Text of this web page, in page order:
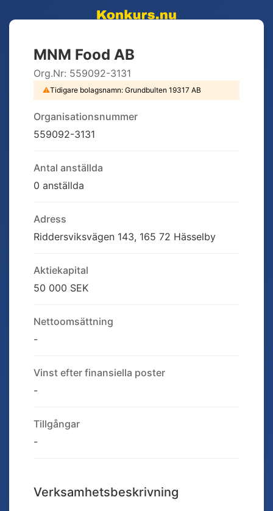
MNM Food AB
Org.Nr: 559092-3131
⚠Tidigare bolagsnamn: Grundbulten 19317 AB
Organisationsnummer
559092-3131
Antal anställda
0 anställda
Adress
Riddersviksvägen 143, 165 72 Hässelby
Aktiekapital
50 000 SEK
Nettoomsättning
-
Vinst efter finansiella poster
-
Tillgångar
-
Verksamhetsbeskrivning